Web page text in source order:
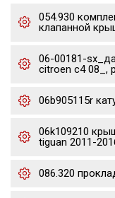
054.930
клапанной
06-00181-
citroen c4 08_,
06b905115r
06k109210
tiguan 2011-
086.320